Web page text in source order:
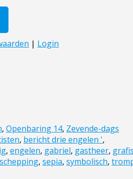
, Openbaring 14, Zevende-dags
, bericht drie engelen ',
, engelen, gabriel, gastheer,
schepping, sepia, symbolisch,